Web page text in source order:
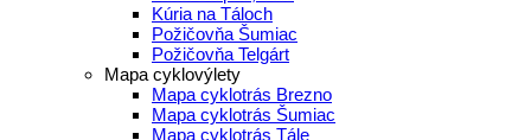
Kúria na Táloch
Požičovňa Šumiac
Požičovňa Telgárt
Mapa cyklovýlety
Mapa cyklotrás Brezno
Mapa cyklotrás Šumiac
Mapa cyklotrás Tále